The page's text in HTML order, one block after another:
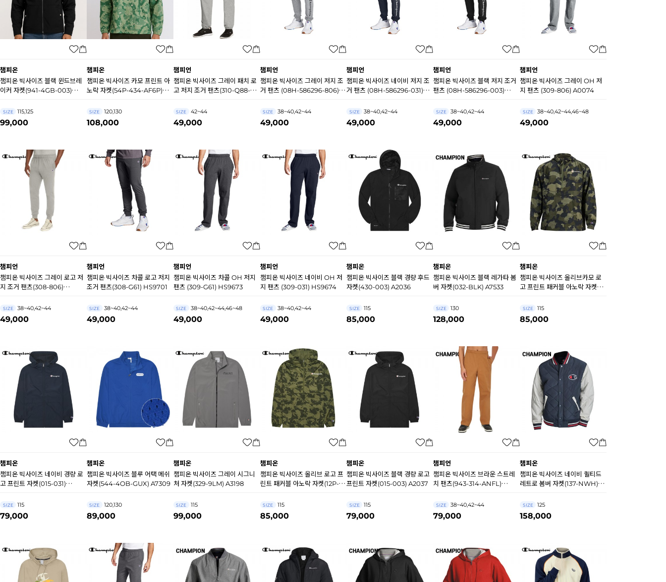
챔피온
챔피온 빅사이즈 블랙 윈드브레
이커 자켓(941-4GB-003)
SIZE 115,125
99,000
챔피온
챔피온 빅사이즈 카모 프린트 아
노락 자켓(54P-434-AF6P)
SIZE 120,130
108,000
챔피언
챔피온 빅사이즈 그레이 패치 로
고 저지 조거 팬츠(310-Q88-
SIZE 42~44
49,000
챔피언
챔피온 빅사이즈 그레이 저지 조
거 팬츠 (08H-586296-806)
SIZE 38~40,42~44
49,000
챔피언
챔피온 빅사이즈 네이비 저지 조
거 팬츠 (08H-586296-031)
SIZE 38~40,42~44
49,000
챔피언
챔피온 빅사이즈 블랙 저지 조거
팬츠 (08H-586296-003)
SIZE 38~40,42~44
49,000
챔피언
챔피온 빅사이즈 그레이 OH 저
지 팬츠 (309-806) A0074
SIZE 38~40,42~44,46~48
49,000
챔피언
챔피온 빅사이즈 그레이 로고 저
지 조거 팬츠(308-806)
SIZE 38~40,42~44
49,000
챔피언
챔피온 빅사이즈 차콜 로고 저지
조거 팬츠(308-G61) HS9701
SIZE 38~40,42~44
49,000
챔피언
챔피온 빅사이즈 차콜 OH 저지
팬츠 (309-G61) HS9673
SIZE 38~40,42~44,46~48
49,000
챔피언
챔피온 빅사이즈 네이비 OH 저
지 팬츠 (309-031) HS9674
SIZE 38~40,42~44
49,000
챔피온
챔피온 빅사이즈 블랙 경량 후드
자켓(430-003) A2036
SIZE 115
85,000
챔피온
챔피온 빅사이즈 블랙 레가타 봄
버 자켓(032-BLK) A7533
SIZE 130
128,000
챔피온
챔피온 빅사이즈 올리브카모 로
고 프린트 패커블 아노락 자켓
GA4305
SIZE 115
85,000
챔피온
챔피온 빅사이즈 네이비 경량 로
고 프린트 자켓(015-031)
SIZE 115
79,000
챔피온
챔피온 빅사이즈 블루 어택 메쉬
자켓(544-4OB-GUX) A7309
SIZE 120,130
89,000
챔피온
챔피온 빅사이즈 그레이 시그니
처 자켓(329-9LM) A3198
SIZE 115
99,000
챔피온
챔피온 빅사이즈 올리브 로고 프
린트 패커블 아노락 자켓(12P-
SIZE 115
85,000
챔피온
챔피온 빅사이즈 블랙 경량 로고
프린트 자켓(015-003) A2037
SIZE 115
79,000
챔피언
챔피온 빅사이즈 브라운 스트레
치 팬츠(943-314-ANFL)
SIZE 38~40,42~44
79,000
챔피온
챔피온 빅사이즈 네이비 퀼티드
레트로 봄버 자켓(137-NWH)
SIZE 125
158,000